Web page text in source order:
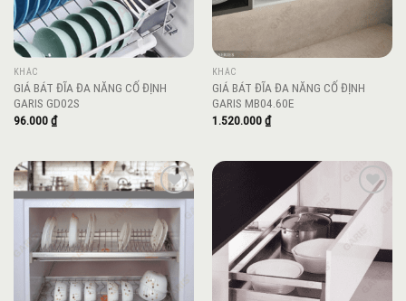
KHÁC
GIÁ BÁT ĐĨA ĐA NĂNG CỐ ĐỊNH
GARIS GD02S
96.000₫
KHÁC
GIÁ BÁT ĐĨA ĐA NĂNG CỐ ĐỊNH
GARIS MB04.60E
1.520.000₫
Add to
wishlist
Add to
wishlist